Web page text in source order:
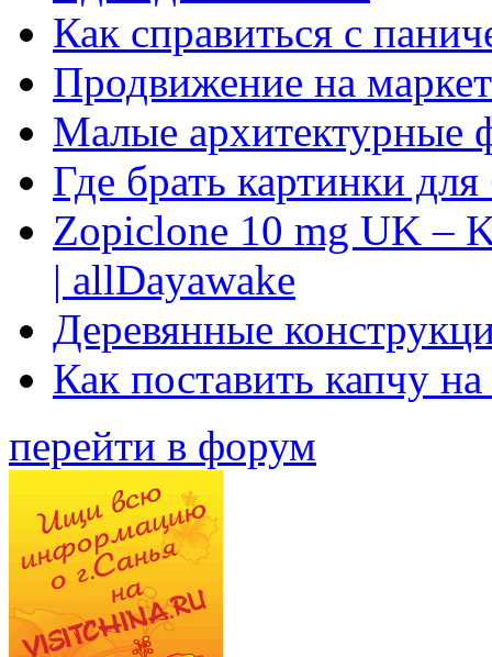
Как справиться с
Продвижение на
Малые архитектурные
Где брать картинки
Zopiclone 10 mg UK –
| allDayawake
Деревянные
Как поставить капчу
перейти в форум